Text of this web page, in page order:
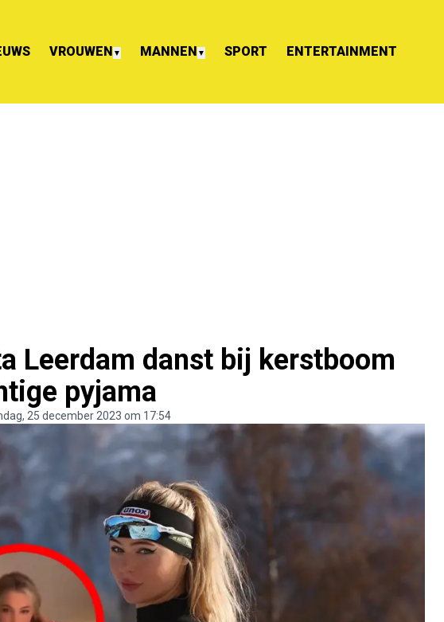
VROUWEN ▼ MANNEN ▼ SPORT ENTERTAINMENT
Leerdam danst bij kerstboom
pyjama
25 december 2023 om 17:54